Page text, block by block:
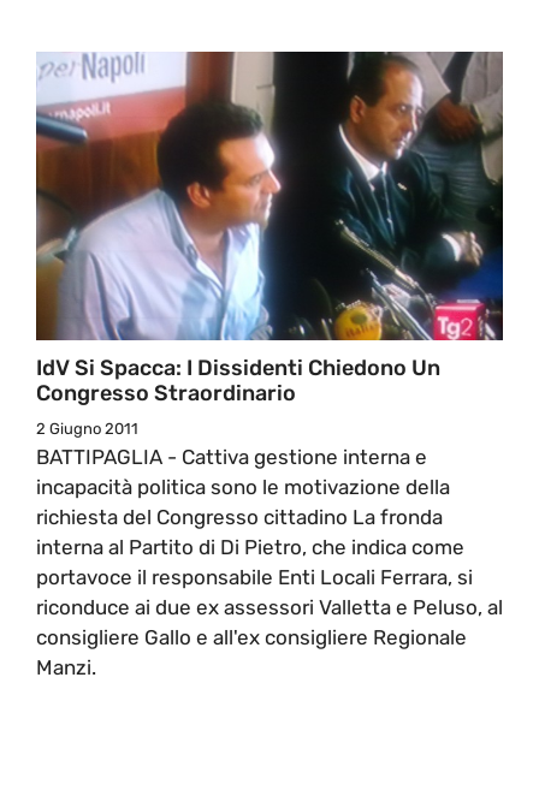
IdV Si Spacca: I Dissidenti Chiedono Un
Congresso Straordinario
2 Giugno 2011
BATTIPAGLIA - Cattiva gestione interna e
incapacità politica sono le motivazione della
richiesta del Congresso cittadino La fronda
interna al Partito di Di Pietro, che indica come
portavoce il responsabile Enti Locali Ferrara, si
riconduce ai due ex assessori Valletta e Peluso, al
consigliere Gallo e all'ex consigliere Regionale
Manzi.